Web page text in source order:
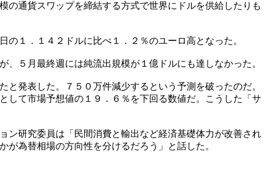
の通貨スワップを締結する方式で世界にドルを供給したりも
１．１４２ドルに比べ１．２％のユーロ高となった。
５月最終週には純流出規模が１億ドルにも達しなかった。
発表した。７５０万件減少するという予測を破ったのだ。
して市場予想値の１９．６％を下回る数値だ。こうした「サ
ン研究委員は「民間消費と輸出など経済基礎体力が改善され
為替相場の方向性を分けるだろう」と話した。